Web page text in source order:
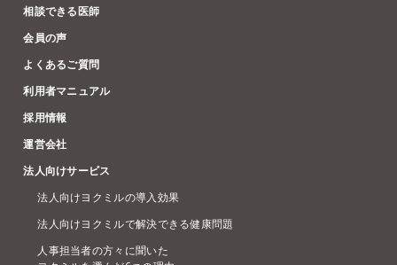
相談できる医師
会員の声
よくあるご質問
利用者マニュアル
採用情報
運営会社
法人向けサービス
法人向けヨクミルの導入効果
法人向けヨクミルで解決できる健康問題
人事担当者の方々に聞いた